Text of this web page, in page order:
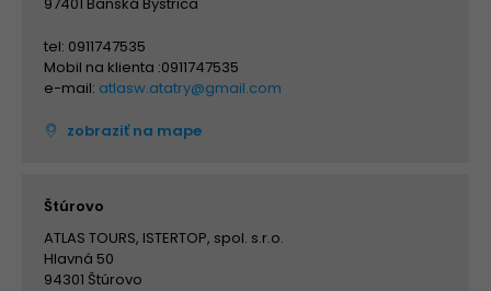
tel: 0911747535
Mobil na klienta :0911747535
e-mail: atlasw.atatry@gmail.com
zobraziť na mape
Štúrovo
ATLAS TOURS, ISTERTOP, spol. s.r.o.
Hlavná 50
94301 Štúrovo